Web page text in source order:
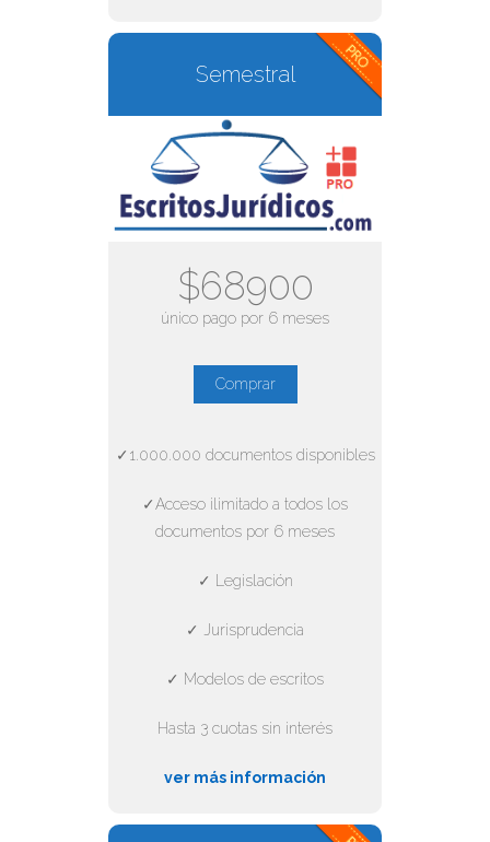
Semestral
$68900
único pago por 6 meses
Comprar
✓1.000.000 documentos disponibles
✓Acceso ilimitado a todos los
documentos por 6 meses
✓ Legislación
✓ Jurisprudencia
✓ Modelos de escritos
Hasta 3 cuotas sin interés
ver más información